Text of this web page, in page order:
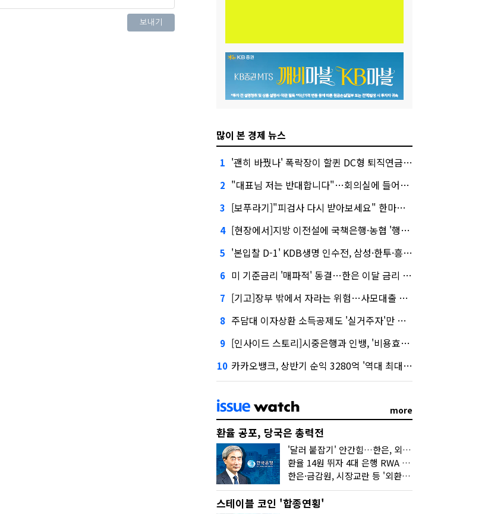
많이 본 경제 뉴스
1 '괜히 바꿨나' 폭락장이 할퀸 DC형 퇴직연금…전문가 조언은
2 "대표님 저는 반대합니다"…회의실에 들어온 신한금융 AI
3 [보푸라기]"피검사 다시 받아보세요" 한마디에 보험금 못 받을 뻔?
4 [현장에서]지방 이전설에 국책은행·농협 '행동파'…금감원 '신중모드'
5 '본입찰 D-1' KDB생명 인수전, 삼성·한투·흥국 셈법은?
6 미 기준금리 '매파적' 동결…한은 이달 금리 향방은?
7 [기고]장부 밖에서 자라는 위험…사모대출 시장과 AI
8 주담대 이자상환 소득공제도 '실거주자'만 가능
9 [인사이드 스토리]시중은행과 인뱅, '비용효율성' 다른 잣대 왜?
10 카카오뱅크, 상반기 순익 3280억 '역대 최대'…"캐피탈, 자산 1조원 이상"
more
환율 공포, 당국은 총력전
'달러 붙잡기' 안간힘…한은, 외화 초과지준에 이자 6개월 더
환율 14원 뛰자 4대 은행 RWA 6조 '눈덩이'…2배 뛴 2분기는?
한은·금감원, 시장교란 등 '외환공동검사'…환율 급등 전방위 대응
스테이블 코인 '합종연횡'